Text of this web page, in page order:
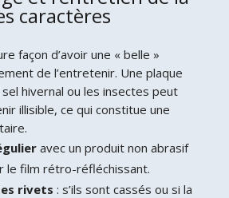
caractères
façon d’avoir une « belle »
de l’entretenir. Une plaque
hivernal ou les insectes peut
illisible, ce qui constitue une
avec un produit non abrasif
le film rétro-réfléchissant.
rivets : s’ils sont cassés ou si la